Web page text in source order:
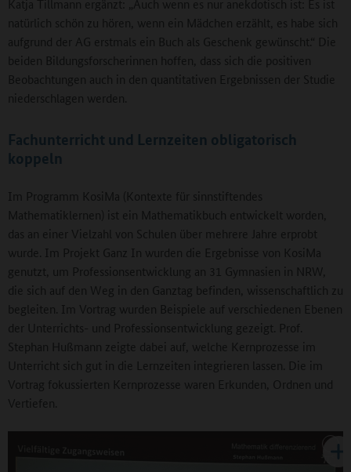
Katja Tillmann ergänzt: „Auch wenn es nur anekdotisch ist: Es ist
natürlich schön zu hören, wenn ein Mädchen erzählt, es habe sich
aufgrund der AG erstmals ein Buch als Geschenk gewünscht.“ Die
beiden Bildungsforscherinnen hoffen, dass sich die positiven
Beobachtungen auch in den quantitativen Ergebnissen der Studie
niederschlagen werden.
Fachunterricht und Lernzeiten obligatorisch
koppeln
Im Programm KosiMa (Kontexte für sinnstiftendes
Mathematiklernen) ist ein Mathematikbuch entwickelt worden,
das an einer Vielzahl von Schulen über mehrere Jahre erprobt
wurde. Im Projekt Ganz In wurden die Ergebnisse von KosiMa
genutzt, um Professionsentwicklung an 31 Gymnasien in NRW,
die sich auf den Weg in den Ganztag befinden, wissenschaftlich zu
begleiten. Im Vortrag wurden Beispiele auf verschiedenen Ebenen
der Unterrichts- und Professionsentwicklung gezeigt. Prof.
Stephan Hußmann zeigte dabei auf, welche Kernprozesse im
Unterricht sich gut in die Lernzeiten integrieren lassen. Die im
Vortrag fokussierten Kernprozesse waren Erkunden, Ordnen und
Vertiefen.